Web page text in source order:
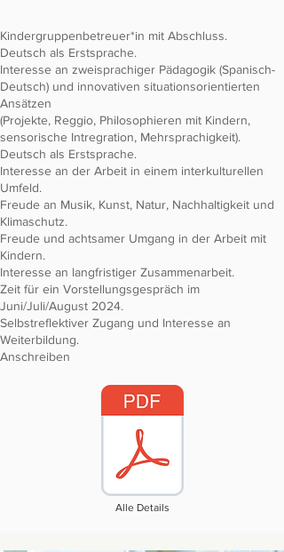
Kindergruppenbetreuer*in mit Abschluss.
Deutsch als Erstsprache.
Interesse an zweisprachiger Pädagogik (Spanisch-
Deutsch) und innovativen situationsorientierten
Ansätzen
(Projekte, Reggio, Philosophieren mit Kindern,
sensorische Intregration, Mehrsprachigkeit).
Deutsch als Erstsprache.
Interesse an der Arbeit in einem interkulturellen
Umfeld.
Freude an Musik, Kunst, Natur, Nachhaltigkeit und
Klimaschutz.
Freude und achtsamer Umgang in der Arbeit mit
Kindern.
Interesse an langfristiger Zusammenarbeit.
Zeit für ein Vorstellungsgespräch im
Juni/Juli/August 2024.
Selbstreflektiver Zugang und Interesse an
Weiterbildung.
Anschreiben
Alle Details